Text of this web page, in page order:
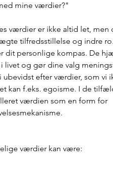
mine værdier?"
værdier er ikke altid let, men
tilfredsstillelse og indre
dit personlige kompas. De
livet og gør dine valg
ubevidst efter værdier, som vi
kan f.eks. egoisme. I de
værdien som en form for
værdier kan være: